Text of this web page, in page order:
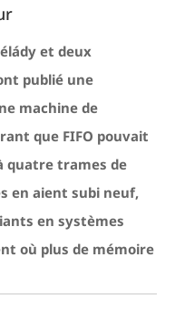
et deux
publié une
machine de
que FIFO pouvait
quatre trames de
en aient subi neuf,
en systèmes
où plus de mémoire